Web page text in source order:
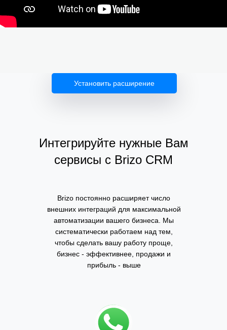
Установить расширение
Интегрируйте нужные Вам
сервисы с Brizo CRM
Brizo постоянно расширяет число
внешних интеграций для максимальной
автоматизации вашего бизнеса. Мы
систематически работаем над тем,
чтобы сделать вашу работу проще,
бизнес - эффективнее, продажи и
прибыль - выше